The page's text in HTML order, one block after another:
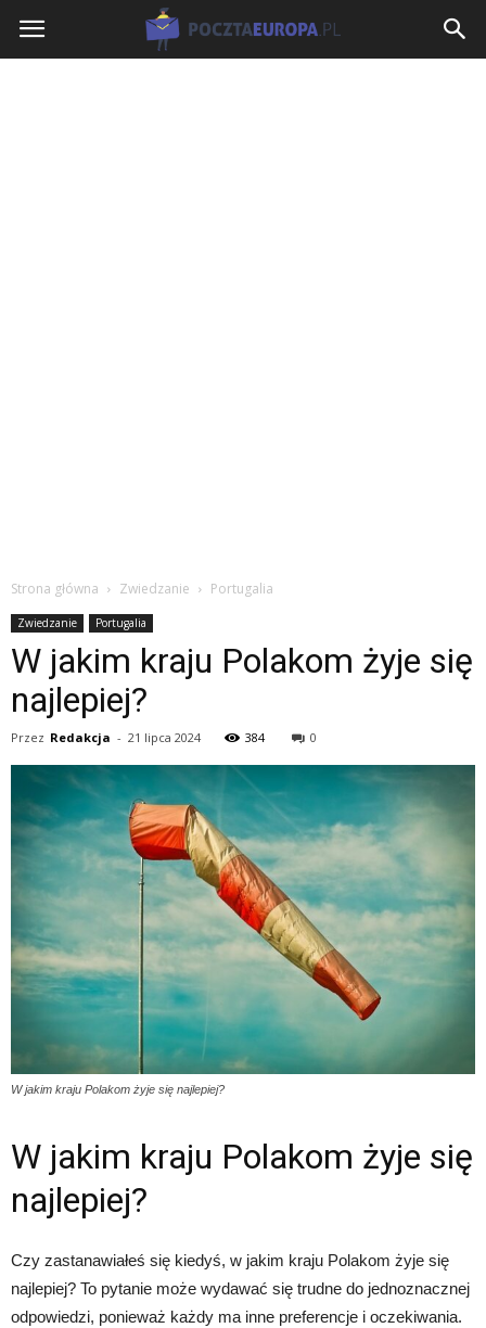
PocztaEuropa.pl
Strona główna Zwiedzanie Portugalia
Zwiedzanie Portugalia
W jakim kraju Polakom żyje się
najlepiej?
Przez Redakcja - 21 lipca 2024 384 0
W jakim kraju Polakom żyje się najlepiej?
W jakim kraju Polakom żyje się
najlepiej?
Czy zastanawiałeś się kiedyś, w jakim kraju Polakom żyje się
najlepiej? To pytanie może wydawać się trudne do jednoznacznej
odpowiedzi, ponieważ każdy ma inne preferencje i oczekiwania.